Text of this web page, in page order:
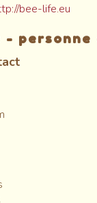
bee-life.eu
-